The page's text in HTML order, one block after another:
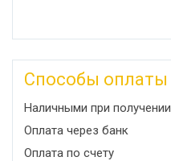
Способы оплаты
Наличными при получении
Оплата через банк
Оплата по счету